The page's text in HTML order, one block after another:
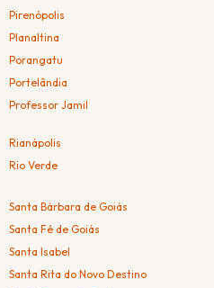
Pirenópolis
Planaltina
Porangatu
Portelândia
Professor Jamil
Rianápolis
Rio Verde
Santa Bárbara de Goiás
Santa Fé de Goiás
Santa Isabel
Santa Rita do Novo Destino